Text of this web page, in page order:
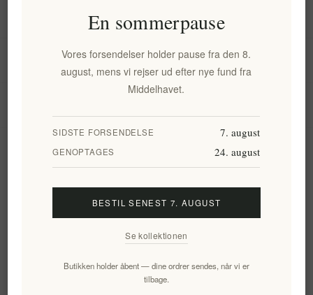
Min konto
Tilmeld Frameld
En sommerpause
Vores forsendelser holder pause fra den 8.
august, mens vi rejser ud efter nye fund fra
Middelhavet.
SIDSTE FORSENDELSE 7. august
GENOPTAGES 24. august
BESTIL SENEST 7. AUGUST
Se kollektionen
Butikken holder åbent — dine ordrer sendes, når vi er
tilbage.